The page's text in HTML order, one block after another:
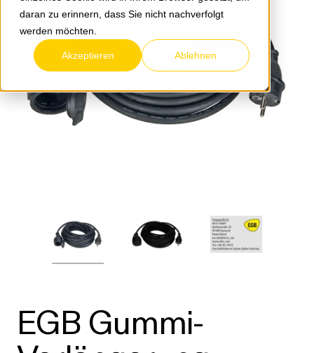
daran zu erinnern, dass Sie nicht nachverfolgt
werden möchten.
Akzeptieren Ablehnen
EGB Gummi-